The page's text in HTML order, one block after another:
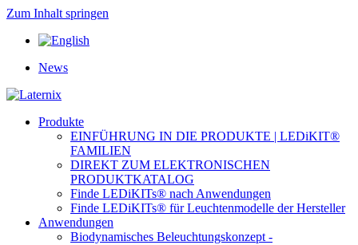
Zum Inhalt springen
News
Produkte
EINFÜHRUNG IN DIE PRODUKTE | LEDiKIT®
FAMILIEN
DIREKT ZUM ELEKTRONISCHEN
PRODUKTKATALOG
Finde LEDiKITs® nach Anwendungen
Finde LEDiKITs® für Leuchtenmodelle der Hersteller
Anwendungen
Biodynamisches Beleuchtungskonzept -